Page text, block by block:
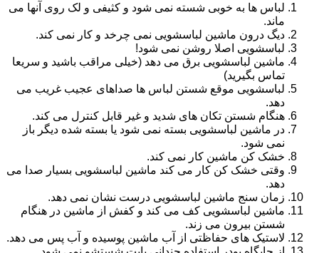
لباس ها به خوبی شسته نمی شود و کثیفی و لک روی آنها می
ماند.
دیگ درون ماشین لباسشویی نمی چرخد و کار نمی کند.
لباسشویی اصلا روشن نمی شود!
ماشین لباسشویی برق می دهد (خیلی مراقب باشید و سریعا
تماس بگیرید)
لباسشویی موقع شستن لباس ها صداهای عجیب غریب می
دهد.
هنگام شستن تکان های شدید و غیر قابل کنترل می کند.
در ماشین لباسشویی بسته نمی شود یا بسته شده دیگر باز
نمی شود.
خشک کن ماشین کار نمی کند.
وقتی خشک کن کار می کند ماشین لباسشویی بسیار صدا می
دهد.
زمان سنج ماشین لباسشویی درست نشان نمی دهد.
ماشین لباسشویی کف می کند و کفش از ماشین در هنگام
شستن بیرون می زند.
لاستیک های حفاظتی از آب ماشین پوسیده و آب پس می دهد.